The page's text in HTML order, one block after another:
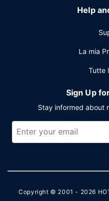
Help
La mia
Tutte
Sign Up
Stay informed about
Copyright © 2001 - 2026